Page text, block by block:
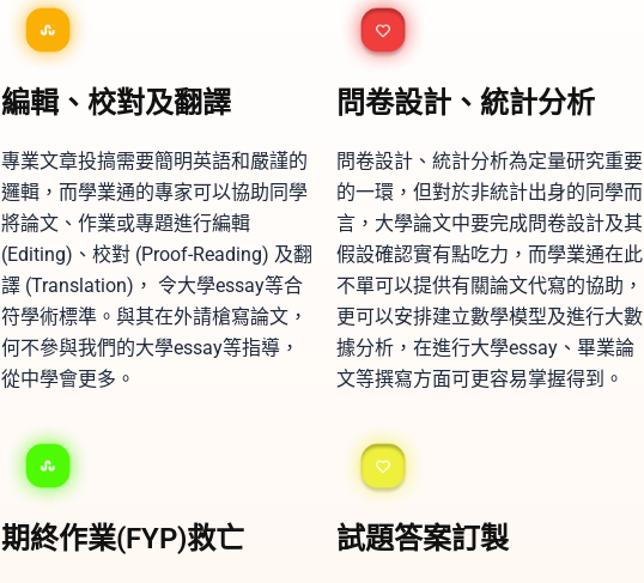
編輯、校對及翻譯
專業文章投搞需要簡明英語和嚴謹的
邏輯，而學業通的專家可以協助同學
將論文、作業或專題進行編輯
(Editing)、校對 (Proof-Reading) 及翻
譯 (Translation)， 令大學essay等合
符學術標準。與其在外請槍寫論文，
何不參與我們的大學essay等指導，
從中學會更多。
問卷設計、統計分析
問卷設計、統計分析為定量研究重要
的一環，但對於非統計出身的同學而
言，大學論文中要完成問卷設計及其
假設確認實有點吃力，而學業通在此
不單可以提供有關論文代寫的協助，
更可以安排建立數學模型及進行大數
據分析，在進行大學essay、畢業論
文等撰寫方面可更容易掌握得到。
期終作業(FYP)救亡 試題答案訂製